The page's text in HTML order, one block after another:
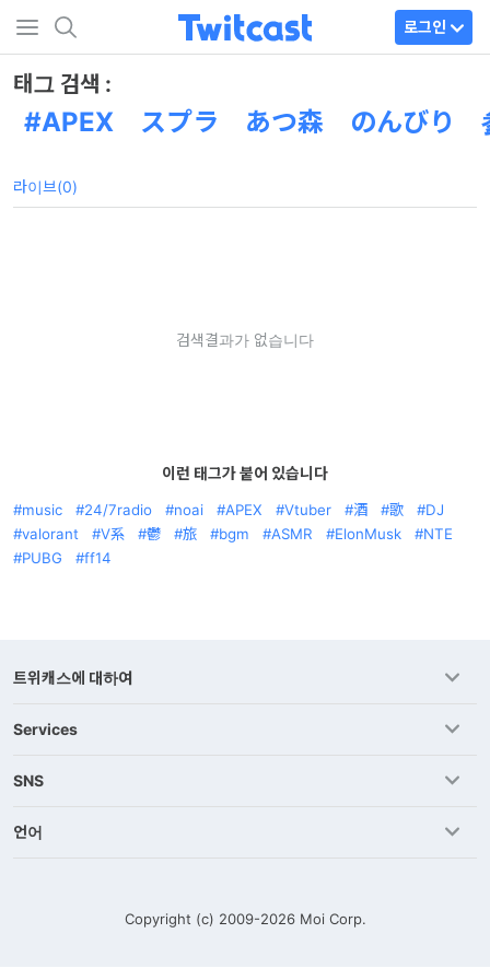
로그인
태그 검색 :
APEX スプラ あつ森 のんびり
라이브(0)
검색결과가 없습니다
이런 태그가 붙어 있습니다
music 24/7radio noai APEX Vtuber 酒 歌
DJ
valorant
V系 鬱 旅 bgm ASMR ElonMusk
NTE
PUBG
ff14
트위캐스에 대하여
Services
SNS
언어
Copyright (c) 2009-2026 Moi Corp.